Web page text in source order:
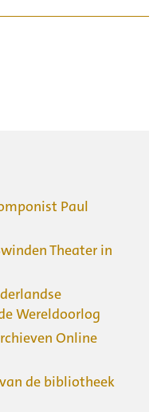
Paul
Theater in
Wereldoorlog
Online
de bibliotheek